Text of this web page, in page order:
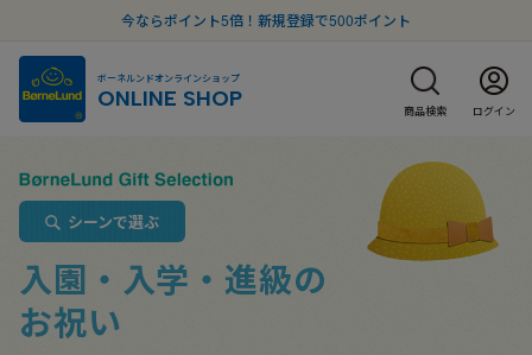
今ならポイント5倍！新規登録で500ポイント
ボーネルンドオンラインショップ
ONLINE SHOP 商品検索 ログイン
シーンで選ぶ
入園・入学・進級の
お祝い